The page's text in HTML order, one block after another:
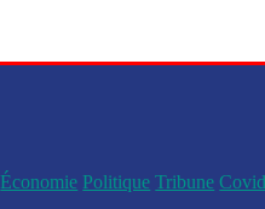
Économie Politique Tribune